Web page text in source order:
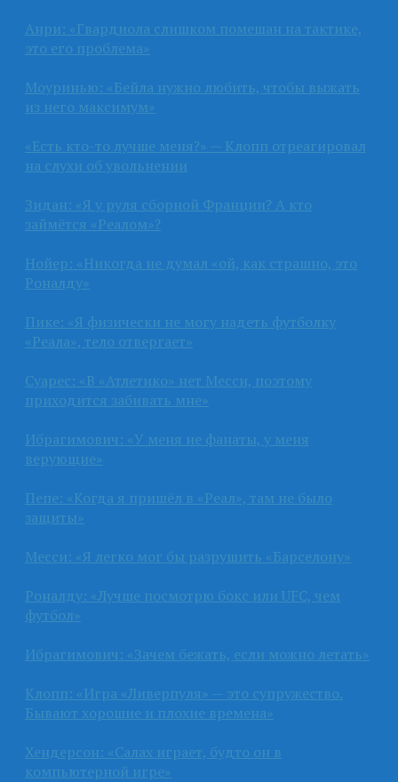
Анри: «Гвардиола слишком помешан на тактике,
это его проблема»
Моуринью: «Бейла нужно любить, чтобы выжать
из него максимум»
«Есть кто-то лучше меня?» — Клопп отреагировал
на слухи об увольнении
Зидан: «Я у руля сборной Франции? А кто
займётся «Реалом»?
Нойер: «Никогда не думал «ой, как страшно, это
Роналду»
Пике: «Я физически не могу надеть футболку
«Реала», тело отвергает»
Суарес: «В «Атлетико» нет Месси, поэтому
приходится забивать мне»
Ибрагимович: «У меня не фанаты, у меня
верующие»
Пепе: «Когда я пришёл в «Реал», там не было
защиты»
Месси: «Я легко мог бы разрушить «Барселону»
Роналду: «Лучше посмотрю бокс или UFC, чем
футбол»
Ибрагимович: «Зачем бежать, если можно летать»
Клопп: «Игра «Ливерпуля» — это супружество.
Бывают хорошие и плохие времена»
Хендерсон: «Салах играет, будто он в
компьютерной игре»